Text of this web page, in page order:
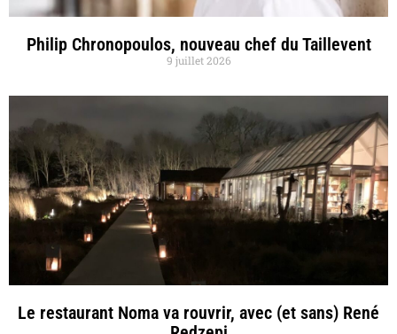
Philip Chronopoulos, nouveau chef du Taillevent
9 juillet 2026
Le restaurant Noma va rouvrir, avec (et sans) René